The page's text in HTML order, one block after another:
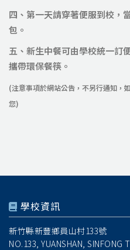
四、第一天請穿著便服到校，
包。
五、新生中餐可由學校統一訂
攜帶環保餐筷。
(注意事項於網站公告，不另行通知，
您)
學校資訊
新竹縣新豐鄉員山村133號
NO.133, YUANSHAN, SINFONG